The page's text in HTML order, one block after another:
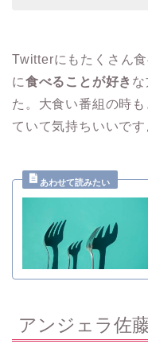
Twitterにもたくさん
に食べることが好き
た。大食い番組の時
ていて気持ちいいです
アンジェラ佐